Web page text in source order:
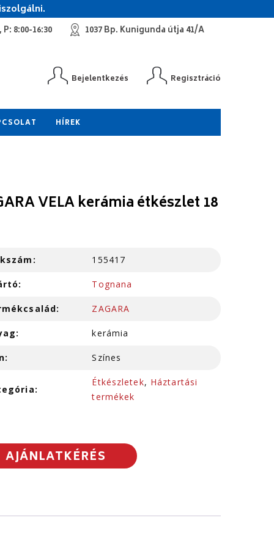
8:00-16:30 1037 Bp. Kunigunda útja 41/A
Bejelentkezés Regisztráció
HÍREK
VELA kerámia étkészlet 18
155417
Tognana
ZAGARA
kerámia
Színes
Étkészletek, Háztartási
termékek
AJÁNLATKÉRÉS